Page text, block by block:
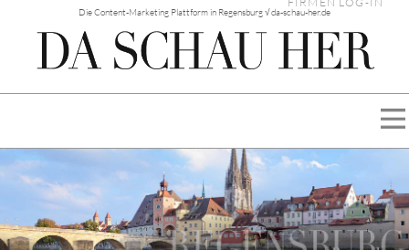
Die Content-Marketing Plattform in Regensburg √ da-schau-her.de